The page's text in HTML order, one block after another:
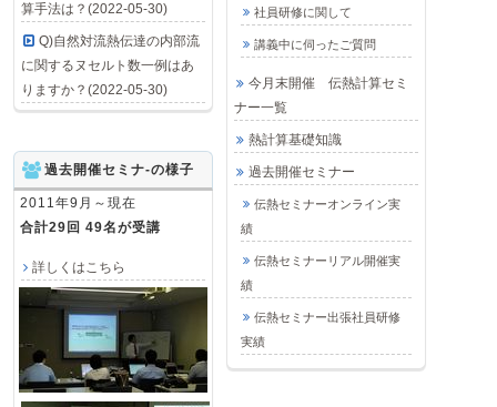
算手法は？(2022-05-30)
Q)自然対流熱伝達の内部流
に関するヌセルト数一例はあ
りますか？(2022-05-30)
社員研修に関して
講義中に伺ったご質問
今月末開催 伝熱計算セミ
ナー一覧
熱計算基礎知識
過去開催セミナー
伝熱セミナーオンライン実
績
伝熱セミナーリアル開催実
績
伝熱セミナー出張社員研修
実績
過去開催セミナ-の様子
2011年9月～現在
合計29回 49名が受講
詳しくはこちら